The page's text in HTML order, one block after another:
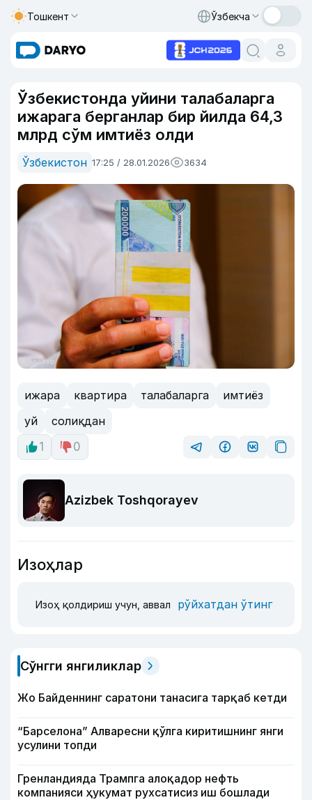
Тошкент Ўзбекча
Ўзбекистонда уйини талабаларга
ижарага берганлар бир йилда 64,3
млрд сўм имтиёз олди
Ўзбекистон 17:25 / 28.01.2026 3634
ижара квартира талабаларга
имтиёз
уй
солиқдан
1
0
Azizbek Toshqorayev
Изоҳлар
Изоҳ қолдириш учун, аввал рўйхатдан ўтинг
Сўнгги янгиликлар
Жо Байденнинг саратони танасига тарқаб кетди
“Барселона” Алваресни қўлга киритишнинг янги
усулини топди
Гренландияда Трампга алоқадор нефть
компанияси ҳукумат рухсатисиз иш бошлади